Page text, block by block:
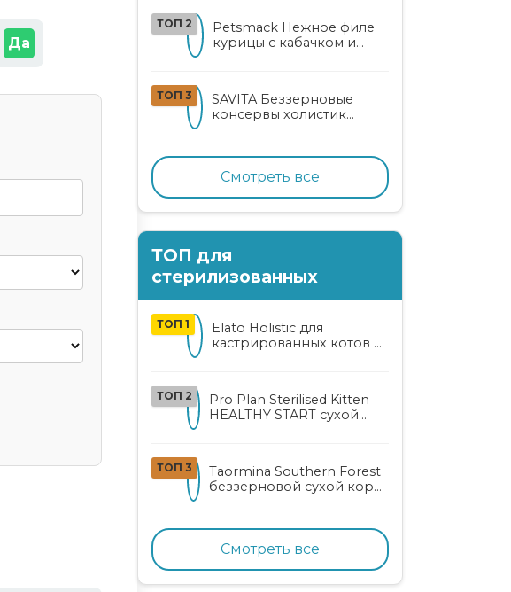
Да
ТОП 2
Petsmack Нежное филе
курицы с кабачком и
ТОП 3
SAVITA Беззерновые
консервы холистик
Смотреть все
ТОП для
стерилизованных
ТОП 1
Elato Holistic для
кастрированных котов и
ТОП 2
Pro Plan Sterilised Kitten
HEALTHY START сухой
лососем
ТОП 3
Taormina Southern Forest
беззерновой сухой корм
ягодами и овощами
Смотреть все